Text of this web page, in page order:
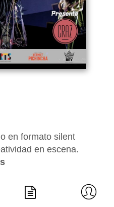
en formato silent
en escena.